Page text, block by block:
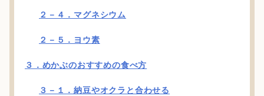
２－４．マグネシウム
２－５．ヨウ素
３．めかぶのおすすめの食べ方
３－１．納豆やオクラと合わせる